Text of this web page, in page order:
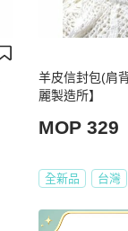
羊皮信封包(肩
麗製造所】
MOP 329
全新品 台灣